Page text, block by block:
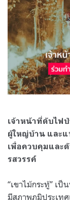
เจ้าหน้าที่ดับไฟ
ผู้ใหญ่บ้าน และ
เพื่อควบคุมและ
รสวรรค์
“เขาไม้กระทู้” เ
มีสภาพภูมิประเท